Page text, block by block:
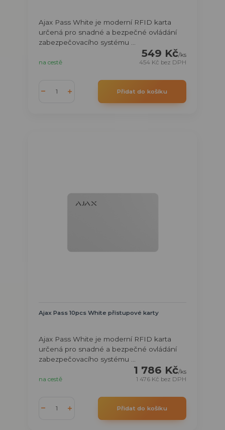
Ajax Pass White je moderní RFID karta
určená pro snadné a bezpečné ovládání
zabezpečovacího systému ...
549 Kč/ks
454 Kč bez DPH
na cestě
Přidat do košíku
Ajax Pass 10pcs White přístupové karty
Ajax Pass White je moderní RFID karta
určená pro snadné a bezpečné ovládání
zabezpečovacího systému ...
1 786 Kč/ks
1 476 Kč bez DPH
na cestě
Přidat do košíku